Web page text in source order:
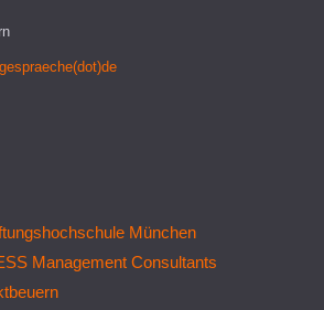
München
Management Consultants